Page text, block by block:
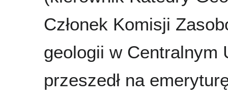
Członek Komisji
geologii w Centralnym
przeszedł na